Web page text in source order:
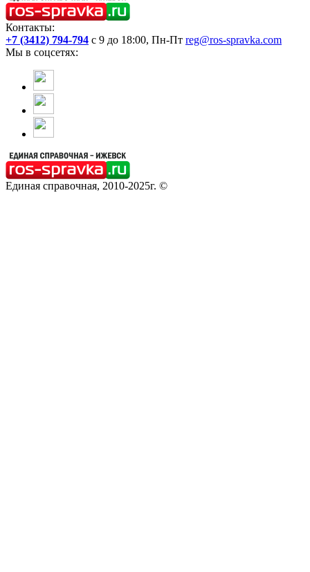
Контакты:
+7 (3412) 794-794 с 9 до 18:00, Пн-Пт reg@ros-spravka.com
Мы в соцсетях:
Единая справочная, 2010-2025г. ©